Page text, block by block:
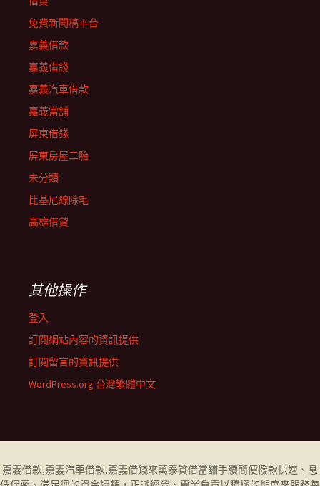
免費新聞稿平台
嘉義借款
嘉義借錢
嘉義汽車借款
嘉義當舖
屏東借錢
屏東房屋二胎
未分類
比基尼線除毛
高雄借貸
其他操作
登入
訂閱網站內容的資訊提供
訂閱留言的資訊提供
WordPress.org 台灣繁體中文
嘉義借款,嘉義汽車借款,嘉義借錢來萬泰質借當舖手續簡便撥款快速、息